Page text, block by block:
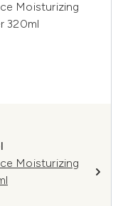
Moisturizing
320ml
Moisturizing